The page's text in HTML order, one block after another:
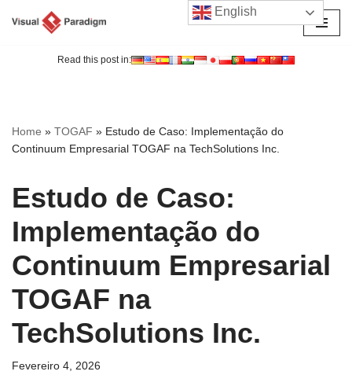
Read this post in:
Home » TOGAF » Estudo de Caso: Implementação do
Continuum Empresarial TOGAF na TechSolutions Inc.
Estudo de Caso:
Implementação do
Continuum Empresarial
TOGAF na
TechSolutions Inc.
Fevereiro 4, 2026
English